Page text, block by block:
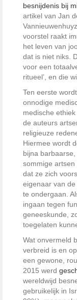
besnijdenis bij
artikel van Jan
voorstel raakt
het leven van
dat is niet niks.
voor een
ritueel’, en die
Ten eerste
onnodige
medische
de auteurs
religieuze
Hiermee wordt
bijna
sommige
dat ze zich
eigenaar van de
te ondergaan.
ingaan tegen
geneeskunde,
toegelaten
Wat onvermeld
verbreid is en
een gewone,
2015 werd
wereldwijd
gebruikelijk in